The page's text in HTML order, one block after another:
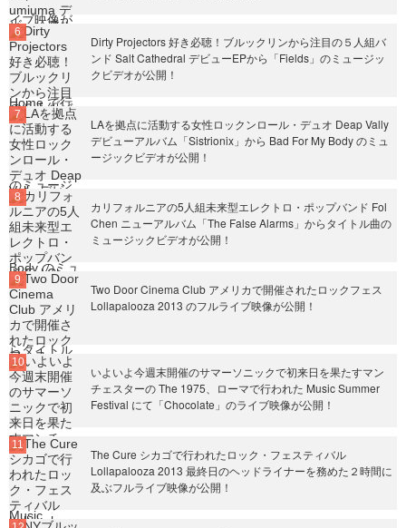
Dirty Projectors 好き必聴！ブルックリンから注目の５人組バ
ンド Salt Cathedral デビューEPから「Fields」のミュージッ
クビデオが公開！
LAを拠点に活動する女性ロックンロール・デュオ Deap Vally
デビューアルバム「Sistrionix」から Bad For My Body のミュ
ージックビデオが公開！
カリフォルニアの5人組未来型エレクトロ・ポップバンド Fol
Chen ニューアルバム「The False Alarms」からタイトル曲の
ミュージックビデオが公開！
Two Door Cinema Club アメリカで開催されたロックフェス
Lollapalooza 2013 のフルライブ映像が公開！
いよいよ今週末開催のサマーソニックで初来日を果たすマン
チェスターの The 1975、ローマで行われた Music Summer
Festival にて「Chocolate」のライブ映像が公開！
The Cure シカゴで行われたロック・フェスティバル
Lollapalooza 2013 最終日のヘッドライナーを務めた２時間に
及ぶフルライブ映像が公開！